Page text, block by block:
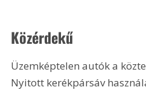
Közérdekű
Üzemképtelen autók a
Nyitott kerékpársáv